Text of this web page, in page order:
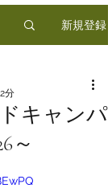
新規登録
キャンパ
～
分
れています。